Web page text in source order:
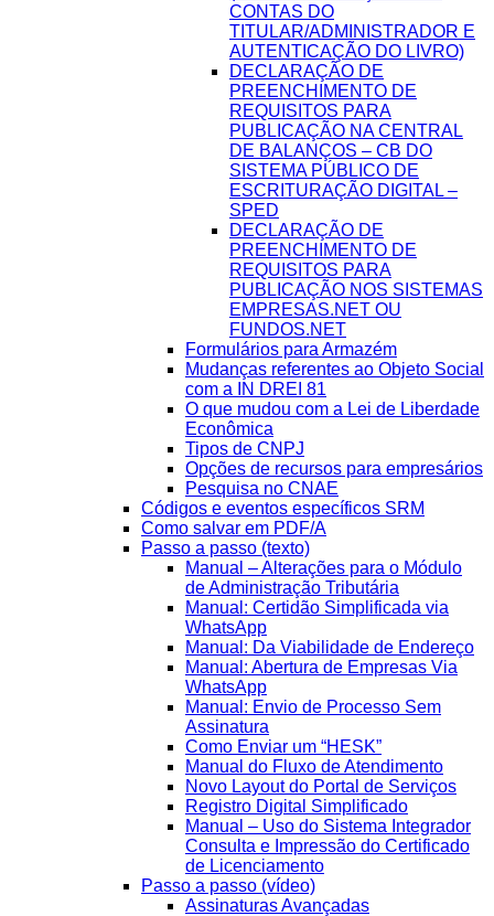
CONTAS DO
TITULAR/ADMINISTRADOR E
AUTENTICAÇÃO DO LIVRO)
DECLARAÇÃO DE
PREENCHIMENTO DE
REQUISITOS PARA
PUBLICAÇÃO NA CENTRAL
DE BALANÇOS – CB DO
SISTEMA PÚBLICO DE
ESCRITURAÇÃO DIGITAL –
SPED
DECLARAÇÃO DE
PREENCHIMENTO DE
REQUISITOS PARA
PUBLICAÇÃO NOS SISTEMAS
EMPRESAS.NET OU
FUNDOS.NET
Formulários para Armazém
Mudanças referentes ao Objeto Social
com a IN DREI 81
O que mudou com a Lei de Liberdade
Econômica
Tipos de CNPJ
Opções de recursos para empresários
Pesquisa no CNAE
Códigos e eventos específicos SRM
Como salvar em PDF/A
Passo a passo (texto)
Manual – Alterações para o Módulo
de Administração Tributária
Manual: Certidão Simplificada via
WhatsApp
Manual: Da Viabilidade de Endereço
Manual: Abertura de Empresas Via
WhatsApp
Manual: Envio de Processo Sem
Assinatura
Como Enviar um “HESK”
Manual do Fluxo de Atendimento
Novo Layout do Portal de Serviços
Registro Digital Simplificado
Manual – Uso do Sistema Integrador
Consulta e Impressão do Certificado
de Licenciamento
Passo a passo (vídeo)
Assinaturas Avançadas